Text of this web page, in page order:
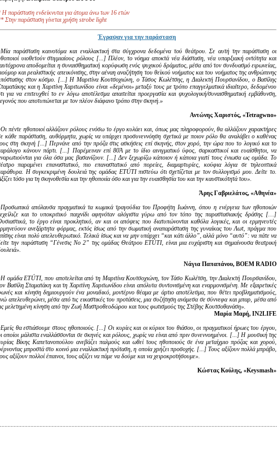
παράσταση ενδείκνυται για άτομα άνω των 16 ετών
Στην παράσταση γίνεται χρήση strobe light
Έγραψαν για την παράσταση
παράσταση καινοτόμα και εναλλακτική στα σύγχρονα δεδομένα τού θεάτρου. Σε αυτή την παράσταση οι
υιοθετούν στιγμιαίους ρόλους [...] Πλέον, το νόημα αποκτά νέα διάσταση, νέα υπαρξιακή οντότητα και
αποδομείται η συναισθηματική κορύφωση ενός ψυχικού δράματος, μέσα από τον συνδυασμό ειρωνείας,
και ρεαλιστικής απεικόνισης, στην αέναη αναζήτηση του θεϊκού νοήματος και του νοήματος της ανθρώπινης
στον κόσμο. [...] Η Μαριτίνα Κουτσοχιώνη, ο Τάσος Κωλέτσης, η Διαλεκτή Πουρσανίδου, ο Βασίλης
και η Χαριτίνη Χαριτωνίδου είναι «δεμένοι» μεταξύ τους με τρόπο επαγγελματικά ιδιαίτερο, δεδομένου
για να επιτευχθεί το εν λόγω αποτέλεσμα απαιτείται προεργασία και ψυχολογική/συναισθηματική εμβάθυνση,
που αποτυπώνεται με τον πλέον διάφανο τρόπο στην σκηνή.»
Αντώνης Χαριστός, «Tetragwno»
πέντε ηθοποιοί αλλάζουν ρόλους ενόσω το έργο κυλάει και, όπως μας πληροφορούν, θα αλλάζουν χαρακτήρες
κάθε παράσταση, αυθόρμητα, χωρίς να υπάρχει προσυνεννόηση σχετικά με ποιον ρόλο θα αναλάβει ο καθένας
στη σκηνή [...] Περνάνε από την πρόζα στις ασκήσεις επί σκηνής, στον χορό, την ώρα που το λογικό και το
κάνουν πάρτι. [...] Παρέμειναν επί 80Ά με το ίδιο αινιγματικό ύφος, σαρκαστικοί και ευαίσθητοι, να
για όλα όσα μας βασανίζουν. [...] Δεν ξεχωρίζω κάποιον ή κάποια γιατί τους ένιωσα ως ομάδα. Το
παραμένει επαναστατικό, πιο επαναστατικό από πορείες, διαμαρτυρίες, κούφια λόγια σε τηλεοπτικά
Η συγκεκριμένη δουλειά της ομάδας ETÚTI πιστεύω ότι σχετίζεται με τον συλλογισμό μου. Δείτε το.
τόσο για τη σκηνοθεσία και την ηθοποιία όσο και για την ευαισθησία του και την καυστικότητά του».
Άρης Γαβριελάτος, «Αθηνέα»
απόλαυσα πραγματικά τα κωμικά τραγούδια του Προφήτη Ιωάννη, όπου η ενέργεια των ηθοποιών
και το υποκριτικό παιχνίδι αφηνόταν αλόγιστα γύρω από τον τόπο της παραστασιακής δράσης […]
το έργο είναι προκλητικό, αν και οι απόψεις που διατυπώνονται καθόλα λογικές, και οι ερμηνευτές
ανεξάρτητα φόρμας, εκτός ίσως από την σωματική αναπαράσταση της γυναίκας του Λωτ, πράγμα που
είναι πολύ απελευθερωτικό. Τελικά ίσως και να μην υπάρχει “και κάτι άλλο”, αλλά μόνο “αυτό”: να πάτε να
την παράσταση “Γένεσις Νο 2” της ομάδας Θεάτρου ETÚTI, είναι μια ευχάριστη και σημαίνουσα θεατρική
Νάγια Παπαπάνου, BOEM RADIO
ομάδα ETÚTI, που αποτελείται από τη Μαριτίνα Κουτσοχιώνη, τον Τάσο Κωλέτση, την Διαλεκτή Πουρσανίδου,
Βασίλη Σταματάκη και τη Χαριτίνη Χαριτωνίδου είναι απόλυτα συντονισμένη και εναρμονισμένη. Με εξαιρετικές
και κίνηση δημιουργούν ένα μοναδικό, μοντέρνο θέαμα με άρτιο αποτέλεσμα, που θέτει προβληματισμούς,
απελευθερώνει, μέσα από τις εικαστικές του προτάσεις, μια συζήτηση ανάμεσα σε σύννεφα και μπαρ, μέσα από
μελετημένη κίνηση από την Ζωή Μαστροθεοδώρου και τους φωτισμούς της Στέβης Κουτσοθανάση».
Μαρία Μαρή, IN2LIFE
θα εστιάσουμε στους ηθοποιούς. [...] Οι κυρίες και οι κύριοι του θιάσου, οι πραγματικοί ήρωες του έργου,
οποίοι μάλιστα εναλλάσσονται σε σκηνές και ρόλους, χωρίς να είναι από πριν συνεννοημένοι. [...] Η μουσική της
Βίκης Καπετανοπούλου ανεβάζει παλμούς και ωθεί τους ηθοποιούς σε ένα μεταίχμιο πρόζας και χορού,
μπροστά στο κοινό μια εναλλακτική πρόταση, η οποία χρήζει προσοχής. [...] Τους αξίζουν πολλά μπράβο,
αξίζουν πολλοί έπαινοι, τους αξίζει να πάμε να δούμε και να χειροκροτήσουμε».
Κώστας Κούλης, «Keysmash»